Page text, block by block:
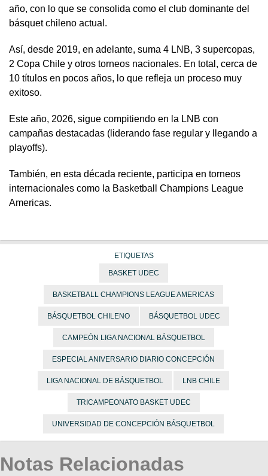
año, con lo que se consolida como el club dominante del
básquet chileno actual.
Así, desde 2019, en adelante, suma 4 LNB, 3 supercopas,
2 Copa Chile y otros torneos nacionales. En total, cerca de
10 títulos en pocos años, lo que refleja un proceso muy
exitoso.
Este año, 2026, sigue compitiendo en la LNB con
campañas destacadas (liderando fase regular y llegando a
playoffs).
También, en esta década reciente, participa en torneos
internacionales como la Basketball Champions League
Americas.
ETIQUETAS
BASKET UDEC
BASKETBALL CHAMPIONS LEAGUE AMERICAS
BÁSQUETBOL CHILENO BÁSQUETBOL UDEC
CAMPEÓN LIGA NACIONAL BÁSQUETBOL
ESPECIAL ANIVERSARIO DIARIO CONCEPCIÓN
LIGA NACIONAL DE BÁSQUETBOL LNB CHILE
TRICAMPEONATO BASKET UDEC
UNIVERSIDAD DE CONCEPCIÓN BÁSQUETBOL
Notas Relacionadas